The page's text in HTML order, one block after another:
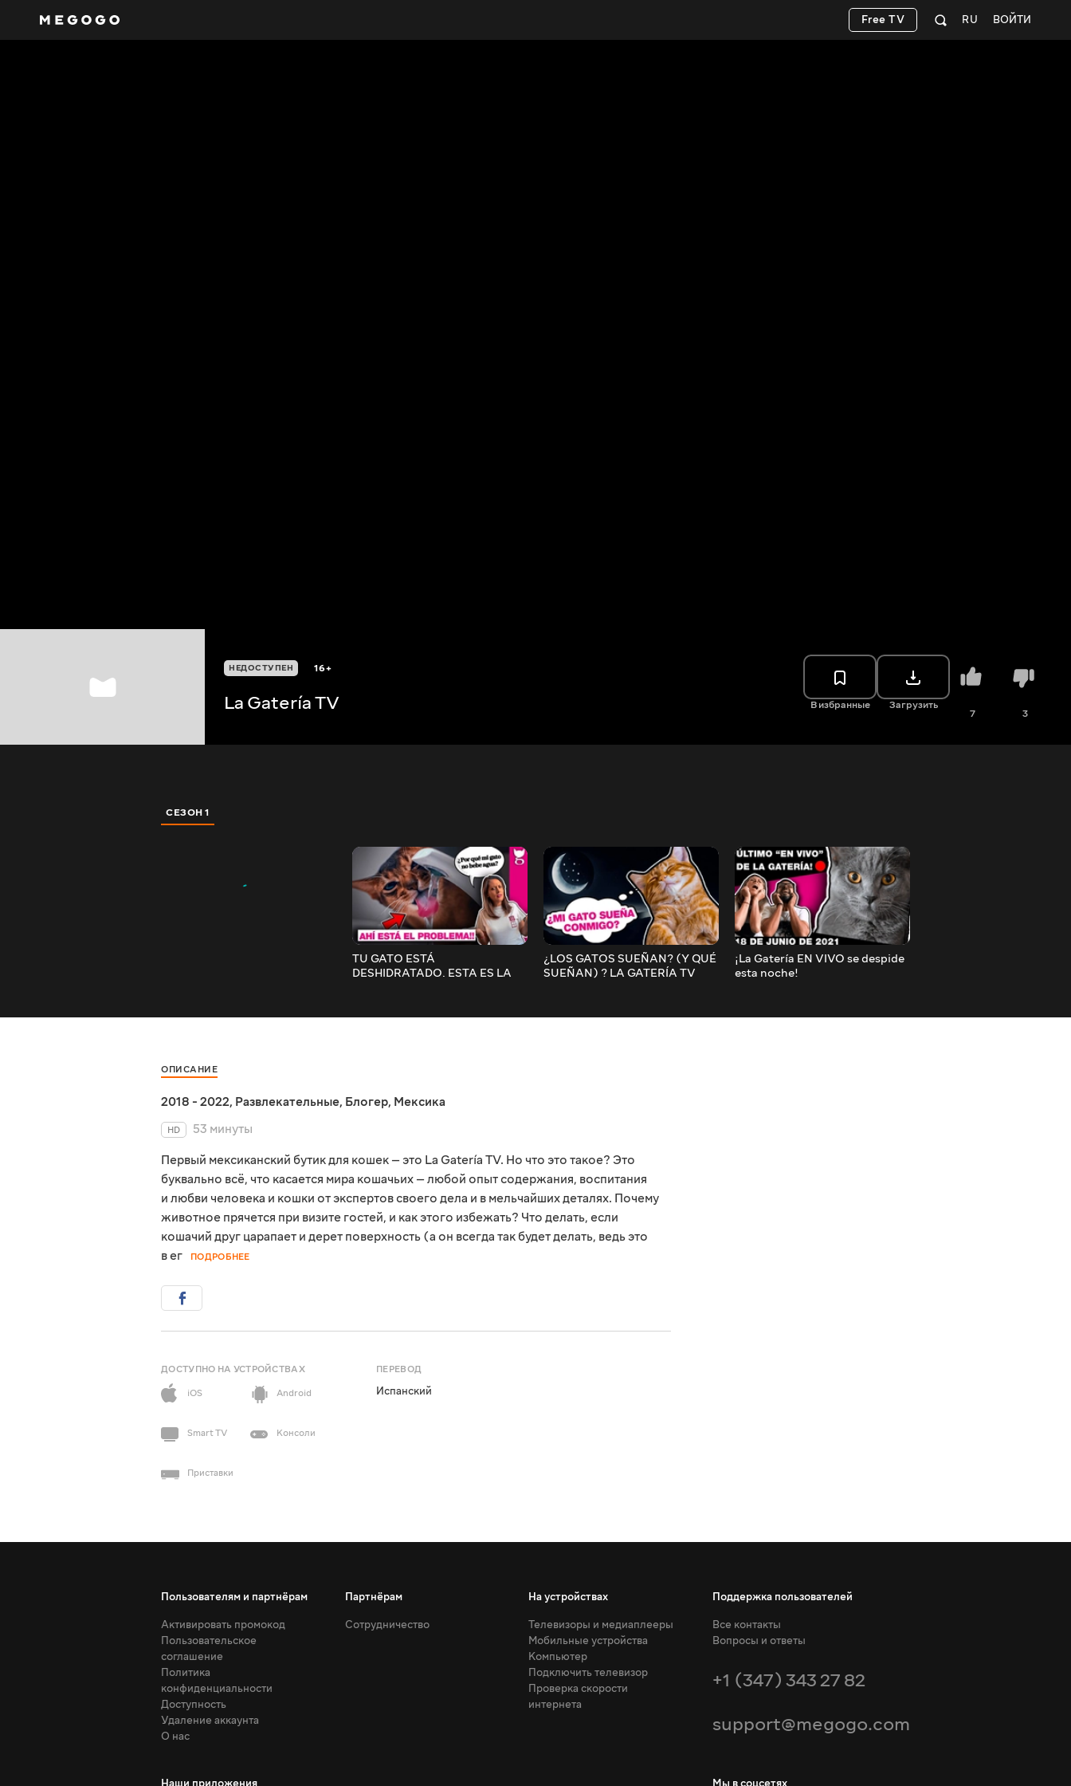
ВОЙТИ
RU
Free TV
НЕДОСТУПЕН 16+
La Gatería TV В избранные Загрузить
7 3
СЕЗОН 1
TU GATO ESTÁ
DESHIDRATADO. ESTA ES LA
¿LOS GATOS SUEÑAN? (Y QUÉ
SUEÑAN) ? LA GATERÍA TV
¡La Gatería EN VIVO se despide
esta noche!
ОПИСАНИЕ
2018 - 2022, Развлекательные, Блогер, Мексика
HD
53 минуты
Первый мексиканский бутик для кошек — это La Gatería TV. Но что это такое? Это
буквально всё, что касается мира кошачьих — любой опыт содержания, воспитания
и любви человека и кошки от экспертов своего дела и в мельчайших деталях. Почему
животное прячется при визите гостей, и как этого избежать? Что делать, если
кошачий друг царапает и дерет поверхность (а он всегда так будет делать, ведь это
в ег
ПОДРОБНЕЕ
ДОСТУПНО НА УСТРОЙСТВАХ
iOS
Android
Smart TV Консоли
Приставки
ПЕРЕВОД
Испанский
Пользователям и партнёрам
Активировать промокод
Пользовательское
соглашение
Политика
конфиденциальности
Доступность
Удаление аккаунта
О нас
Партнёрам
Сотрудничество
На устройствах
Телевизоры и медиаплееры
Мобильные устройства
Компьютер
Подключить телевизор
Проверка скорости
интернета
Поддержка пользователей
Все контакты
Вопросы и ответы
+1 (347) 343 27 82
support@megogo.com